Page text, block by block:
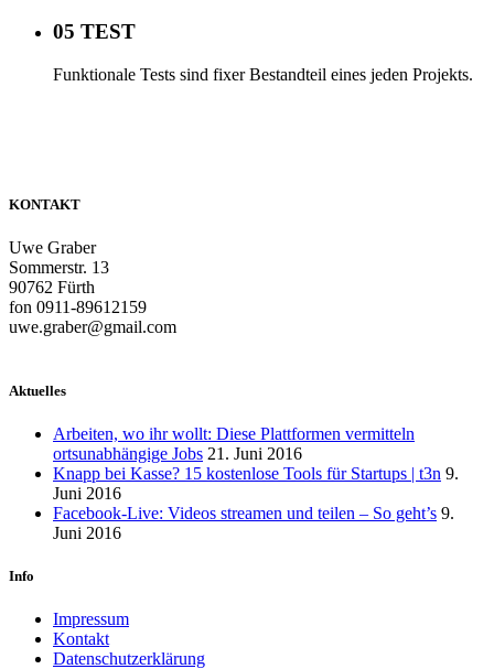
05 TEST
Funktionale Tests sind fixer Bestandteil eines jeden Projekts.
KONTAKT
Uwe Graber
Sommerstr. 13
90762 Fürth
fon 0911-89612159
uwe.graber@gmail.com
Aktuelles
Arbeiten, wo ihr wollt: Diese Plattformen vermitteln
ortsunabhängige Jobs 21. Juni 2016
Knapp bei Kasse? 15 kostenlose Tools für Startups | t3n 9.
Juni 2016
Facebook-Live: Videos streamen und teilen – So geht’s 9.
Juni 2016
Info
Impressum
Kontakt
Datenschutzerklärung